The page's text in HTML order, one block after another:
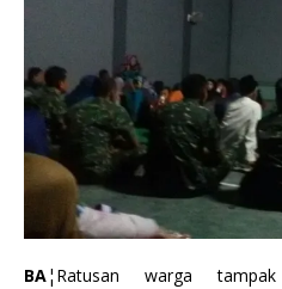
BA¦Ratusan warga